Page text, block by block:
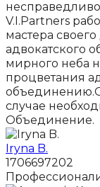
V.I.Partners
мастера
адвокатского
мирного неба
процветания
случае
Объединение.
Iryna B.
1706697202